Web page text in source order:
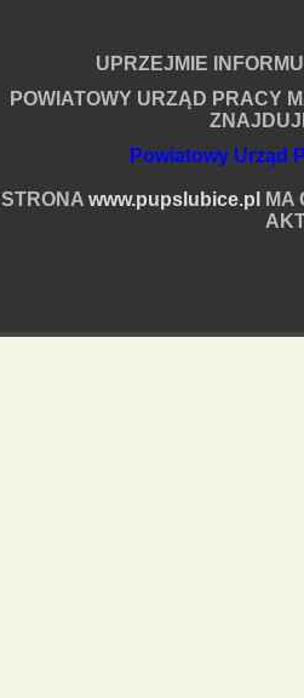
UPRZEJMIE
POWIATOWY URZĄD PRACY
Powiatowy Urząd
STRONA www.pupslubice.pl
MA